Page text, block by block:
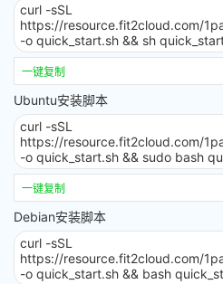
curl -sSL
https://resource.fit2cloud.com/
-o quick_start.sh && sh
一键复制
Ubuntu安装脚本
curl -sSL
https://resource.fit2cloud.com/
-o quick_start.sh && sudo bash
一键复制
Debian安装脚本
curl -sSL
https://resource.fit2cloud.com/
-o quick_start.sh && bash